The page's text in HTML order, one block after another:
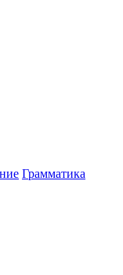
Грамматика